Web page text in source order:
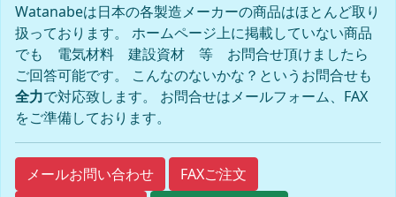
Watanabeは日本の各製造メーカーの商品はほとんど取り
扱っております。 ホームページ上に掲載していない商品
でも 電気材料 建設資材 等 お問合せ頂けましたら
ご回答可能です。 こんなのないかな？というお問合せも
全力で対応致します。 お問合せはメールフォーム、FAX
をご準備しております。
メールお問い合わせ
FAXご注文